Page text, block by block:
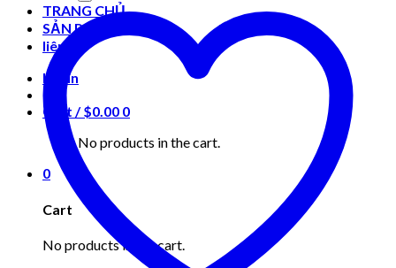
TRANG CHỦ
SẢN PHẨM
liên hệ
Login
Cart /$0.00 0
No products in the cart.
0
Cart
No products in the cart.